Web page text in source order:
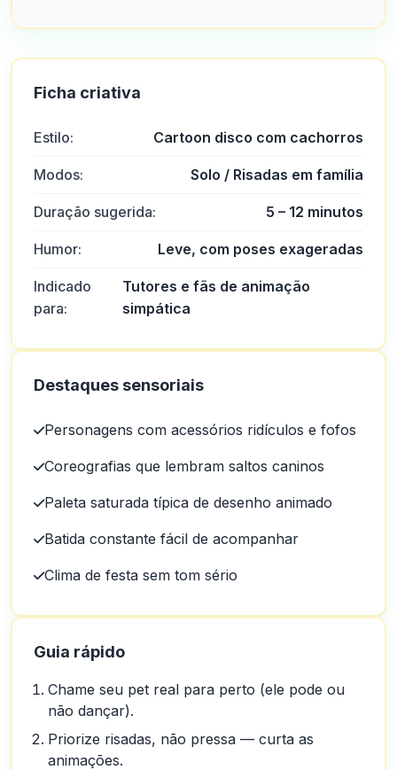
Ficha criativa
Estilo: Cartoon disco com cachorros
Modos: Solo / Risadas em família
Duração sugerida: 5 – 12 minutos
Humor: Leve, com poses exageradas
Indicado
para:
Tutores e fãs de animação
simpática
Destaques sensoriais
Personagens com acessórios ridículos e fofos
Coreografias que lembram saltos caninos
Paleta saturada típica de desenho animado
Batida constante fácil de acompanhar
Clima de festa sem tom sério
Guia rápido
Chame seu pet real para perto (ele pode ou
não dançar).
Priorize risadas, não pressa — curta as
animações.